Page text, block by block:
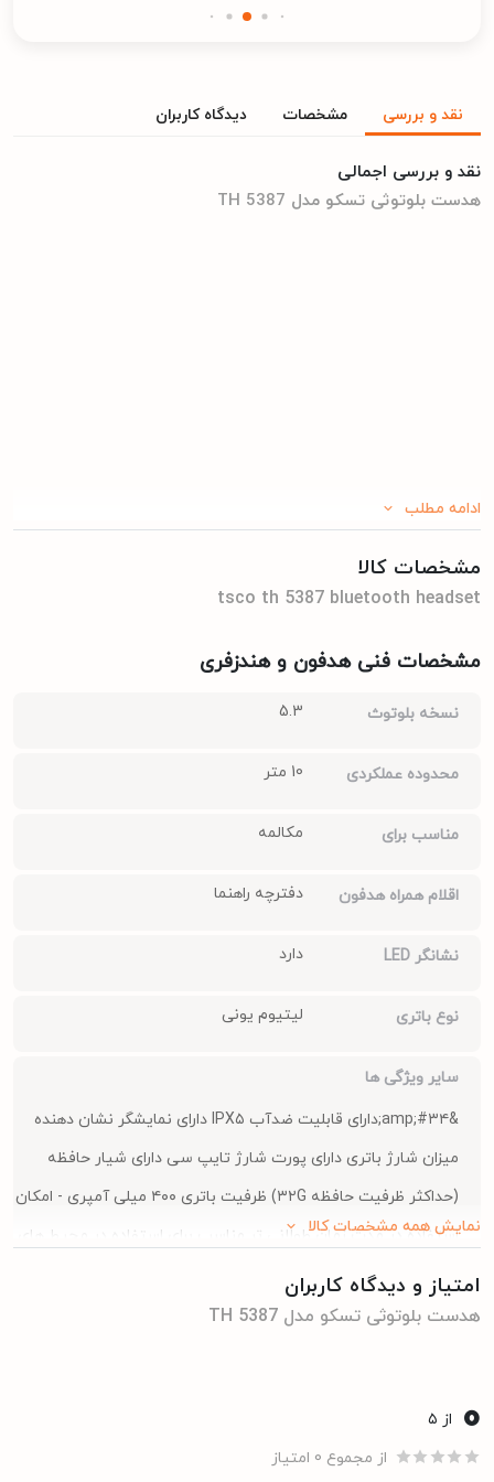
نقد و بررسی مشخصات دیدگاه کاربران
نقد و بررسی اجمالی
هدست بلوتوثی تسکو مدل TH 5387
ادامه مطلب
مشخصات کالا
tsco th 5387 bluetooth headset
مشخصات فنی هدفون و هندزفری
نسخه بلوتوث 5.3
محدوده عملکردی 10 متر
مناسب برای مکالمه
اقلام همراه هدفون دفترچه راهنما
نشانگر LED دارد
نوع باتری لیتیوم یونی
سایر ویژگی ها
&amp;#۳۴;دارای قابلیت ضدآب IPX۵ دارای نمایشگر نشان دهنده
میزان شارژ باتری دارای پورت شارژ تایپ سی دارای شیار حافظه
(حداکثر ظرفیت حافظه ۳۲G) ظرفیت باتری ۴۰۰ میلی آمپری - امکان
استفاده در مدت زمان طولانی تر مناسب برای استفاده در محیط های
ورزشی&amp;#۳۴; TF ۳۲G max supported /Chipset: Jieli
۷۰۰۶F/IPX۵ TF ۳۲G max supported /Chipset: Jieli ۷۰۰۶F/IPX۵
نمایش همه مشخصات کالا
امتیاز و دیدگاه کاربران
هدست بلوتوثی تسکو مدل TH 5387
0
از ۵
از مجموع 0 امتیاز